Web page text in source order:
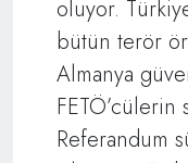
oluyor.
bütün terör
Almanya
FETÖ’cülerin
Referandum